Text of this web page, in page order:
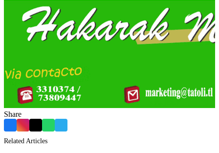
Share
FacebookInstagram
Related Articles